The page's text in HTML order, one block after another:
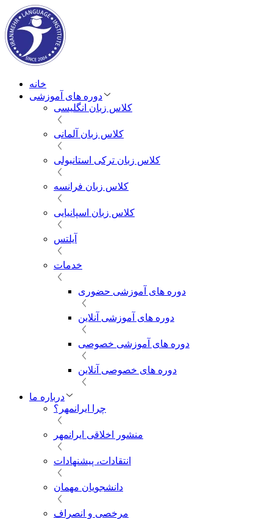
خانه
دوره های آموزشی
کلاس زبان انگلیسی
کلاس زبان آلمانی
کلاس زبان ترکی استانبولی
کلاس زبان فرانسه
کلاس زبان اسپانیایی
آیلتس
خدمات
دوره های آموزشی حضوری
دوره های آموزشی آنلاین
دوره های آموزشی خصوصی
دوره های خصوصی آنلاین
درباره ما
چرا ایرانمهر؟
منشور اخلاقی ایرانمهر
انتقادات، پیشنهادات
دانشجویان مهمان
مرخصی و انصراف